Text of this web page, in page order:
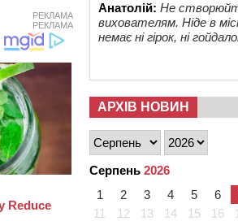
РЕКЛАМА
РЕКЛАМА
Анатолій: Не
вихователям. Ніде в
немає ні гірок, ні
АРХІВ НОВИН
Серпень 2026
1
2 3 4 5 6
11
12 13 14 15 16